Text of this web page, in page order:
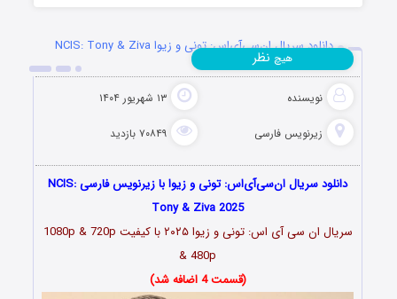
دانلود سریال ان‌سی‌آی‌اس: تونی و زیوا NCIS: Tony & Ziva
2025
نویسنده ۱۳ شهریور ۱۴۰۴
زیرنویس فارسی ۷۰۸۴۹ بازدید
هیچ نظر
دانلود سریال ان‌سی‌آی‌اس: تونی و زیوا با زیرنویس فارسی NCIS:
Tony & Ziva 2025
سریال ان سی آی اس: تونی و زیوا ۲۰۲۵ با کیفیت 1080p & 720p
& 480p
(قسمت 4 اضافه شد)